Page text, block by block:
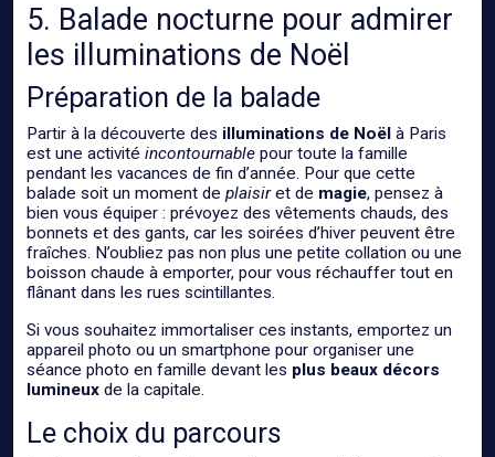
5. Balade nocturne pour admirer
les illuminations de Noël
Préparation de la balade
Partir à la découverte des illuminations de Noël à Paris
est une activité incontournable pour toute la famille
pendant les vacances de fin d’année. Pour que cette
balade soit un moment de plaisiret de magie, pensez à
bien vous équiper : prévoyez des vêtements chauds, des
bonnets et des gants, car les soirées d’hiver peuvent être
fraîches. N’oubliez pas non plus une petite collation ou une
boisson chaude à emporter, pour vous réchauffer tout en
flânant dans les rues scintillantes.
Si vous souhaitez immortaliser ces instants, emportez un
appareil photo ou un smartphone pour organiser une
séance photo en famille devant les plus beaux décors
lumineux de la capitale.
Le choix du parcours